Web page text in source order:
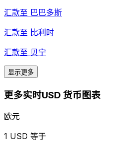
汇款至 巴巴多斯
汇款至 比利时
汇款至 贝宁
显示更多
更多实时USD 货币图表
欧元
1 USD 等于